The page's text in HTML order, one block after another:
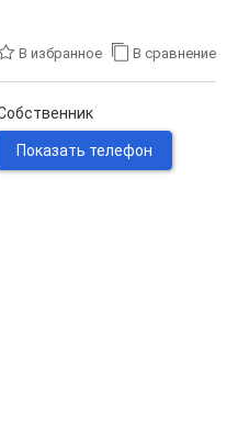
В избранное В сравнение
Показать телефон